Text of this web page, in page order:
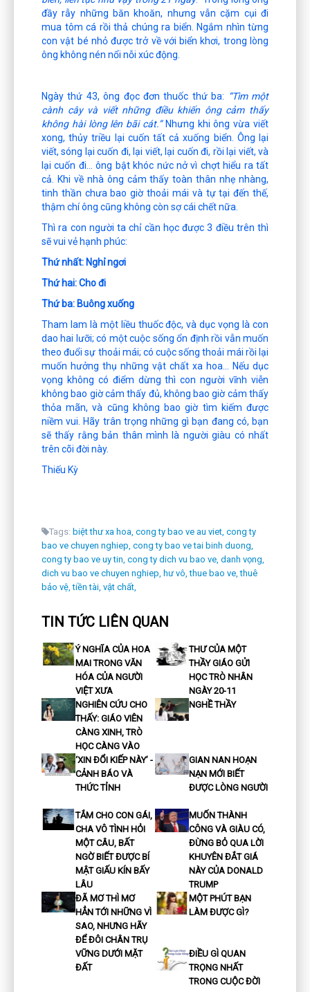
đầy rẫy những băn khoăn, nhưng vẫn cặm cụi đi
mua tôm cá rồi thả chúng ra biển. Ngắm nhìn từng
con vật bé nhỏ được trở về với biển khơi, trong lòng
ông không nén nổi nỗi xúc động.
Ngày thứ 43, ông đọc đơn thuốc thứ ba: “Tìm một
cành cây và viết những điều khiến ông cảm thấy
không hài lòng lên bãi cát.”Nhưng khi ông vừa viết
xong, thủy triều lại cuốn tất cả xuống biển. Ông lại
viết, sóng lại cuốn đi, lại viết, lại cuốn đi, rồi lại viết, và
lại cuốn đi… ông bật khóc nức nở vì chợt hiểu ra tất
cả. Khi về nhà ông cảm thấy toàn thân nhẹ nhàng,
tinh thần chưa bao giờ thoải mái và tự tại đến thế,
thậm chí ông cũng không còn sợ cái chết nữa.
Thì ra con người ta chỉ cần học được 3 điều trên thì
sẽ vui vẻ hạnh phúc:
Thứ nhất: Nghỉ ngơi
Thứ hai: Cho đi
Thứ ba: Buông xuống
Tham lam là một liều thuốc độc, và dục vọng là con
dao hai lưỡi; có một cuộc sống ổn định rồi vẫn muốn
theo đuổi sự thoải mái; có cuộc sống thoải mái rồi lại
muốn hưởng thụ những vật chất xa hoa… Nếu dục
vọng không có điểm dừng thì con người vĩnh viễn
không bao giờ cảm thấy đủ, không bao giờ cảm thấy
thỏa mãn, và cũng không bao giờ tìm kiếm được
niềm vui. Hãy trân trọng những gì bạn đang có, bạn
sẽ thấy rằng bản thân mình là người giàu có nhất
trên cõi đời này.
Thiếu Kỳ
Tags: biệt thư xa hoa, cong ty bao ve au viet, cong ty
bao ve chuyen nghiep, cong ty bao ve tai binh duong,
cong ty bao ve uy tin, cong ty dich vu bao ve, danh vọng,
dich vu bao ve chuyen nghiep, hư vô, thue bao ve, thuê
bảo vệ, tiền tài, vật chất,
TIN TỨC LIÊN QUAN
Ý NGHĨA CỦA HOA
MAI TRONG VĂN
HÓA CỦA NGƯỜI
VIỆT XƯA
THƯ CỦA MỘT
THẦY GIÁO GỬI
HỌC TRÒ NHÂN
NGÀY 20-11
NGHIÊN CỨU CHO
THẤY: GIÁO VIÊN
CÀNG XINH, TRÒ
HỌC CÀNG VÀO
NGHỀ THẦY
‘XIN ĐỔI KIẾP NÀY’ -
CẢNH BÁO VÀ
THỨC TỈNH
GIAN NAN HOẠN
NẠN MỚI BIẾT
ĐƯỢC LÒNG NGƯỜI
TẮM CHO CON GÁI,
CHA VÔ TÌNH HỎI
MỘT CÂU, BẤT
NGỜ BIẾT ĐƯỢC BÍ
MẬT GIẤU KÍN BẤY
LÂU
MUỐN THÀNH
CÔNG VÀ GIÀU CÓ,
ĐỪNG BỎ QUA LỜI
KHUYÊN ĐẮT GIÁ
NÀY CỦA DONALD
TRUMP
ĐÃ MƠ THÌ MƠ
HẲN TỚI NHỮNG VÌ
SAO, NHƯNG HÃY
ĐỂ ĐÔI CHÂN TRỤ
VỮNG DƯỚI MẶT
ĐẤT
MỘT PHÚT BẠN
LÀM ĐƯỢC GÌ?
ĐIỀU GÌ QUAN
TRỌNG NHẤT
TRONG CUỘC ĐỜI